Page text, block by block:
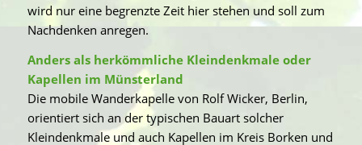
wird nur eine begrenzte Zeit hier stehen und soll zum
Nachdenken anregen.
Anders als herkömmliche Kleindenkmale oder
Kapellen im Münsterland
Die mobile Wanderkapelle von Rolf Wicker, Berlin,
orientiert sich an der typischen Bauart solcher
Kleindenkmale und auch Kapellen im Kreis Borken und